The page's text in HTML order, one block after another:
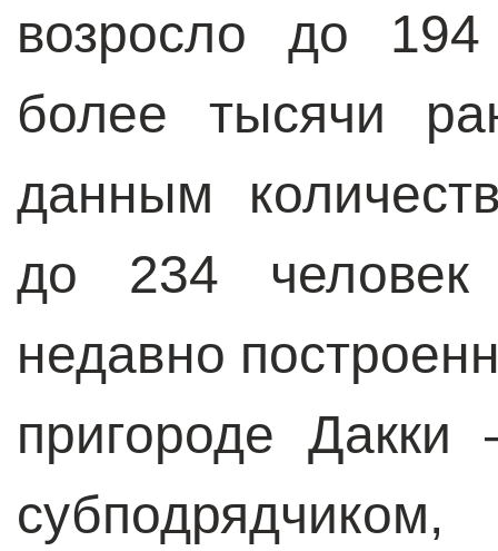
возросло до
более тысячи
данным
до 234
недавно
пригороде Дакки